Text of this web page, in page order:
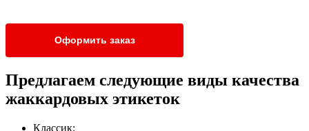
Оформить заказ
Предлагаем следующие виды качества
жаккардовых этикеток
Классик;